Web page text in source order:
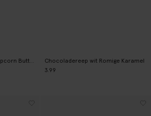
Chocoladereep melk Popcorn Butterscotch
Chocoladereep wit Romige Karamel
3.99